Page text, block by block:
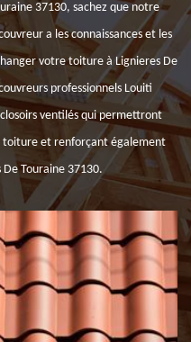
37130, sachez que notre
a les connaissances et les
votre toiture à Lignieres De
professionnels Louiti
ventilés qui permettront
toiture et renforçant également
Touraine 37130.